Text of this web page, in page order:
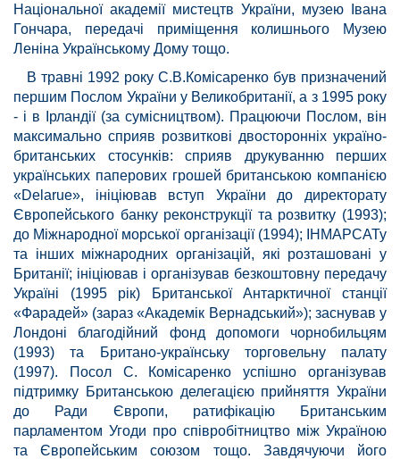
Національної академії мистецтв України, музею Івана
Гончара, передачі приміщення колишнього Музею
Леніна Українському Дому тощо.
В травні 1992 року С.В.Комісаренко був призначений
першим Послом України у Великобританії, а з 1995 року
- і в Ірландії (за сумісництвом). Працюючи Послом, він
максимально сприяв розвиткові двосторонніх україно-
британських стосунків: сприяв друкуванню перших
українських паперових грошей британською компанією
«Delarue», ініціював вступ України до директорату
Європейського банку реконструкції та розвитку (1993);
до Міжнародної морської організації (1994); ІНМАРСАТу
та інших міжнародних організацій, які розташовані у
Британії; ініціював і організував безкоштовну передачу
Україні (1995 рік) Британської Антарктичної станції
«Фарадей» (зараз «Академік Вернадський»); заснував у
Лондоні благодійний фонд допомоги чорнобильцям
(1993) та Британо-українську торговельну палату
(1997). Посол С. Комісаренко успішно організував
підтримку Британською делегацією прийняття України
до Ради Європи, ратифікацію Британським
парламентом Угоди про співробітництво між Україною
та Європейським союзом тощо. Завдячуючи його